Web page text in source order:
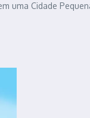
uma Cidade